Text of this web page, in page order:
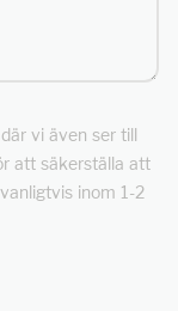
vi även ser till
att säkerställa att
inom 1-2